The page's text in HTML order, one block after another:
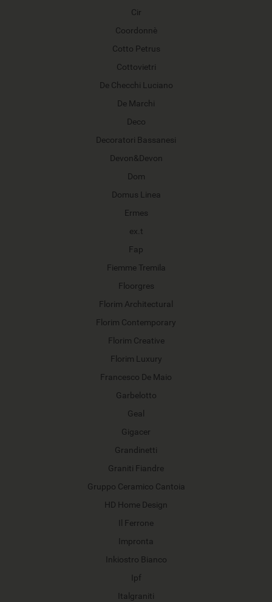
Cir
Coordonnè
Cotto Petrus
Cottovietri
De Checchi Luciano
De Marchi
Deco
Decoratori Bassanesi
Devon&Devon
Dom
Domus Linea
Ermes
ex.t
Fap
Fiemme Tremila
Floorgres
Florim Architectural
Florim Contemporary
Florim Creative
Florim Luxury
Francesco De Maio
Garbelotto
Geal
Gigacer
Grandinetti
Graniti Fiandre
Gruppo Ceramico Cantoia
HD Home Design
Il Ferrone
Impronta
Inkiostro Bianco
Ipf
Italgraniti